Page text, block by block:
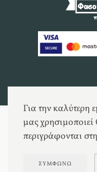
Για την καλύτερη
μας
περιγράφονται
ΣΥΜΦΩΝΏ